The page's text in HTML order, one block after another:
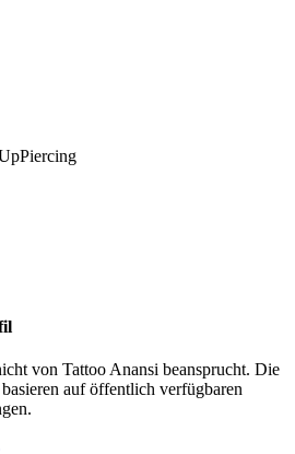
Piercing
von Tattoo Anansi beansprucht. Die
auf öffentlich verfügbaren